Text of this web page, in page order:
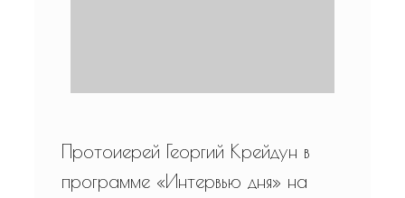
Протоиерей Георгий Крейдун в
программе «Интервью дня» на